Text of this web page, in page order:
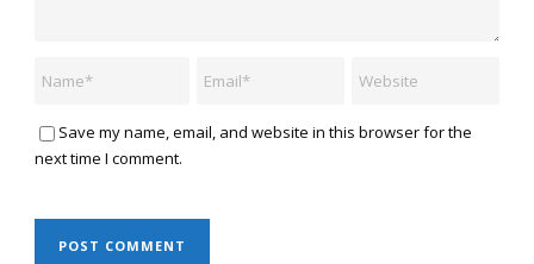
Save my name, email, and website in this browser for the
next time I comment.